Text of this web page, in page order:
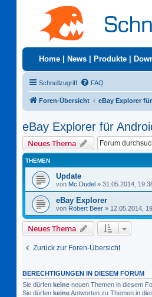
Home News Produkte
Schnellzugriff FAQ
Foren-Übersicht eBay Explorer
eBay Explorer für
Neues Thema
THEMEN
Update
von Mc.Dudel » 31.05.2014,
eBay Explorer
von Robert Beer » 12.05.2014,
Neues Thema
Zurück zur Foren-Übersicht
BERECHTIGUNGEN IN DIESEM FORUM
Sie dürfen keine neuen Themen in diesem
Sie dürfen keineAntworten zu Themen in